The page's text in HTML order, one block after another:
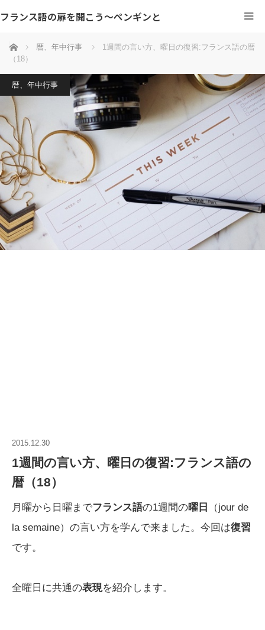
フランス語の扉を開こう～ペンギンと
ホーム 暦、年中行事
1週間の言い方、曜日の復習:フランス語の暦
（18）
暦、年中行事
2015.12.30
1週間の言い方、曜日の復習:フランス語の
暦（18）
月曜から日曜までフランス語の1週間の曜日
（jour de
la semaine）の言い方を学んで来ました。今回は復習
です。
全曜日に共通の表現を紹介します。